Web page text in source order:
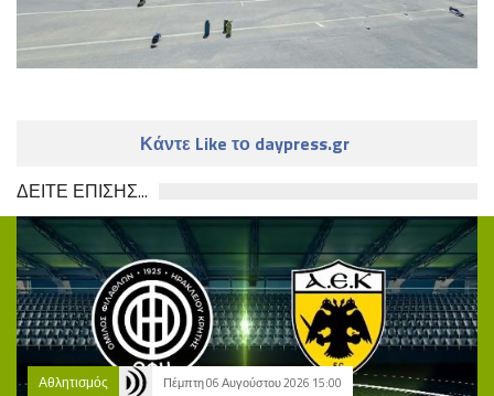
Κάντε Like το daypress.gr
ΔΕΙΤΕ ΕΠΙΣΗΣ...
Αθλητισμός Πέμπτη 06 Αυγούστου 2026 15:00